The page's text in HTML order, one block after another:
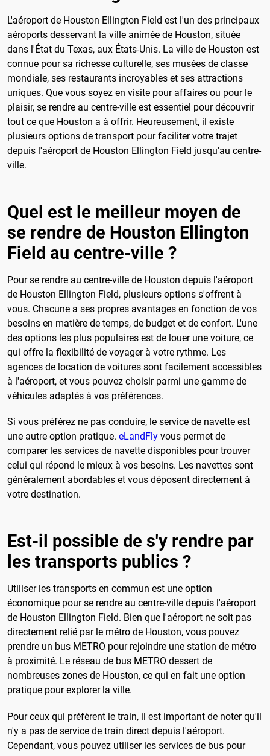
L'aéroport de Houston Ellington Field est l'un des principaux
aéroports desservant la ville animée de Houston, située
dans l'État du Texas, aux États-Unis. La ville de Houston est
connue pour sa richesse culturelle, ses musées de classe
mondiale, ses restaurants incroyables et ses attractions
uniques. Que vous soyez en visite pour affaires ou pour le
plaisir, se rendre au centre-ville est essentiel pour découvrir
tout ce que Houston a à offrir. Heureusement, il existe
plusieurs options de transport pour faciliter votre trajet
depuis l'aéroport de Houston Ellington Field jusqu'au centre-
ville.
Quel est le meilleur moyen de
se rendre de Houston Ellington
Field au centre-ville ?
Pour se rendre au centre-ville de Houston depuis l'aéroport
de Houston Ellington Field, plusieurs options s'offrent à
vous. Chacune a ses propres avantages en fonction de vos
besoins en matière de temps, de budget et de confort. L'une
des options les plus populaires est de louer une voiture, ce
qui offre la flexibilité de voyager à votre rythme. Les
agences de location de voitures sont facilement accessibles
à l'aéroport, et vous pouvez choisir parmi une gamme de
véhicules adaptés à vos préférences.
Si vous préférez ne pas conduire, le service de navette est
une autre option pratique. eLandFly vous permet de
comparer les services de navette disponibles pour trouver
celui qui répond le mieux à vos besoins. Les navettes sont
généralement abordables et vous déposent directement à
votre destination.
Est-il possible de s'y rendre par
les transports publics ?
Utiliser les transports en commun est une option
économique pour se rendre au centre-ville depuis l'aéroport
de Houston Ellington Field. Bien que l'aéroport ne soit pas
directement relié par le métro de Houston, vous pouvez
prendre un bus METRO pour rejoindre une station de métro
à proximité. Le réseau de bus METRO dessert de
nombreuses zones de Houston, ce qui en fait une option
pratique pour explorer la ville.
Pour ceux qui préfèrent le train, il est important de noter qu'il
n'y a pas de service de train direct depuis l'aéroport.
Cependant, vous pouvez utiliser les services de bus pour